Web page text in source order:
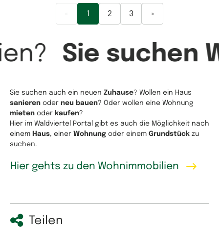
1 2 3 »
Sie suchen
Sie suchen auch ein neuen Zuhause? Wollen ein Haus
sanieren oder neu bauen? Oder wollen eine Wohnung
mieten oder kaufen?
Hier im Waldviertel Portal gibt es auch die Möglichkeit nach
einem Haus, einer Wohnung oder einem Grundstück zu
suchen.
Hier gehts zu den Wohnimmobilien
Teilen